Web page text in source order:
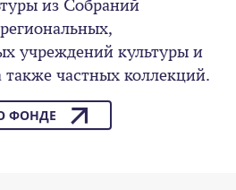
из Собраний
учреждений культуры и
также частных коллекций.
ФОНДЕ